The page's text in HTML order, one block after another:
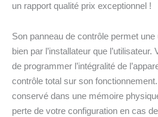
un rapport qualité prix exceptionnel !
Son panneau de contrôle permet
bien par l’installateur que
de programmer l’intégralité de
contrôle total sur son
conservé dans une mémoire
perte de votre configuration en cas